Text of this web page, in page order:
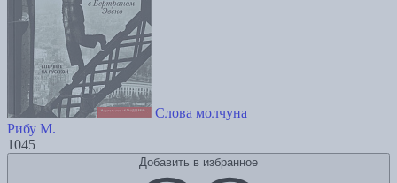
Слова молчуна
Рибу М.
1045
Добавить в избранное